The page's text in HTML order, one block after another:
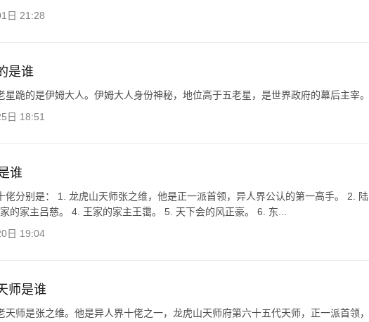
日 21:28
是谁
星跪的是伊姆大人。伊姆大人身份神秘，地位高于五老星，是世界政府的幕后主宰。
日 18:51
谁
佬分别是： 1. 龙虎山天师张之维，他是正一派首领，异人界公认的第一高手。 2. 陆
的家主吕慈。 4. 王家的家主王霭。 5. 天下会的风正豪。 6. 东...
日 19:04
师是谁
天师是张之维。他是异人界十佬之一，龙虎山天师府第六十五代天师，正一派首领，